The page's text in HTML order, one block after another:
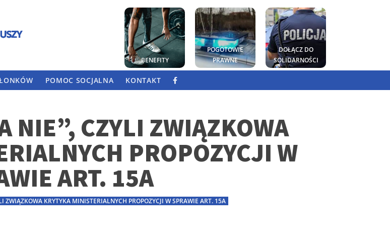
BENEFITY
POGOTOWIE
PRAWNE
DOŁĄCZ DO
SOLIDARNOŚCI
POMOC SOCJALNA KONTAKT
NIE”, CZYLI ZWIĄZKOWA
PROPOZYCJI W
ART. 15A
ZWIĄZKOWA KRYTYKA MINISTERIALNYCH PROPOZYCJI W SPRAWIE ART. 15A